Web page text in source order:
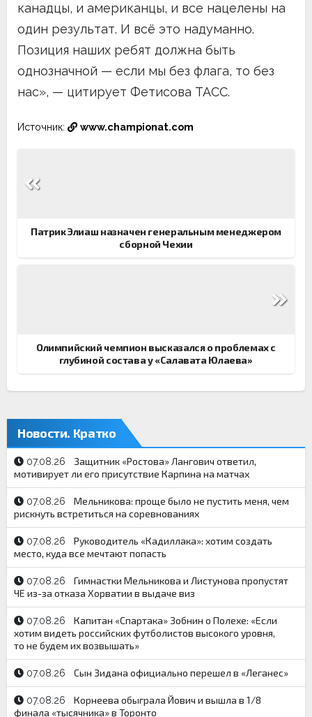
канадцы, и американцы, и все нацелены на
один результат. И всё это надуманно.
Позиция наших ребят должна быть
однозначной — если мы без флага, то без
нас», — цитирует Фетисова ТАСС.
Источник: www.championat.com
по
Патрик Элиаш назначен генеральным менеджером
сборной Чехии
Олимпийский чемпион высказался о проблемах с
глубиной состава у «Салавата Юлаева»
Новости. Кратко
07.08.26
Защитник «Ростова» Лангович ответил,
мотивирует ли его присутствие Карпина на матчах
07.08.26
Мельникова: проще было не пустить меня, чем
рискнуть встретиться на соревнованиях
07.08.26
Руководитель «Кадиллака»: хотим создать
место, куда все мечтают попасть
07.08.26
Гимнастки Мельникова и Листунова пропустят
ЧЕ из-за отказа Хорватии в выдаче виз
07.08.26
Капитан «Спартака» Зобнин о Полехе: «Если
хотим видеть российских футболистов высокого уровня,
то не будем их возвышать»
07.08.26 Сын Зидана официально перешел в «Леганес»
07.08.26
Корнеева обыграла Йович и вышла в 1/8
финала «тысячника» в Торонто